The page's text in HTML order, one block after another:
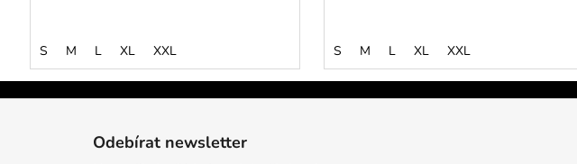
S M L XL XXL S M L XL XXL
Odebírat newsletter